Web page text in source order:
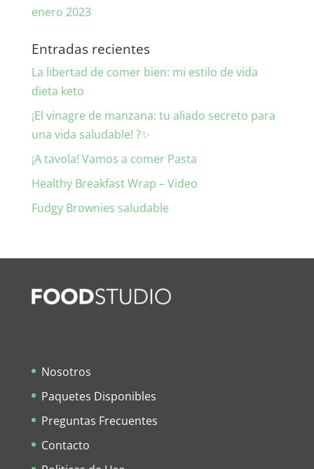
enero 2023
Entradas recientes
La libertad de comer bien: mi estilo de vida
dieta keto
¡El vinagre de manzana: tu aliado secreto para
una vida saludable! ?✨
¡A tavola! Vamos a comer Pasta
Healthy Breakfast Wrap – Video
Fudgy Brownies saludable
Nosotros
Paquetes Disponibles
Preguntas Frecuentes
Contacto